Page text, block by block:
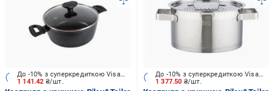
1 141.42 ₴/шт.
До -10% з суперкредиткою Visa Вигода
1 377.50 ₴/шт.
До -10% з суперкредиткою Visa Вигода